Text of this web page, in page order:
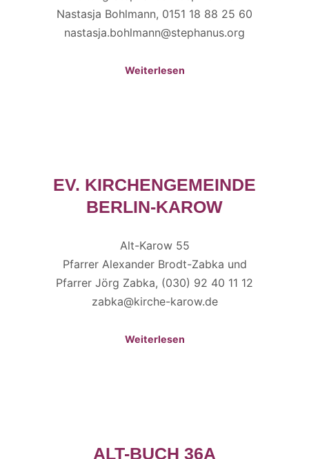
Nastasja Bohlmann, 0151 18 88 25 60
nastasja.bohlmann@stephanus.org
Weiterlesen
EV. KIRCHENGEMEINDE
BERLIN-KAROW
Alt-Karow 55
Pfarrer Alexander Brodt-Zabka und
Pfarrer Jörg Zabka, (030) 92 40 11 12
zabka@kirche-karow.de
Weiterlesen
ALT-BUCH 36A